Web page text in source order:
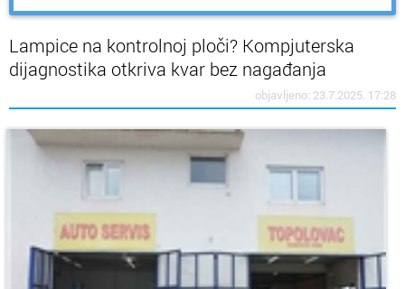
Lampice na kontrolnoj ploči? Kompjuterska
dijagnostika otkriva kvar bez nagađanja
objavljeno: 23.7.2025. 17:28